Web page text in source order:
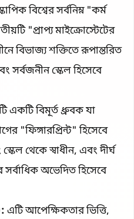
বিশ্বের সর্বনিম্ন "কর্ম
"প্রাপ্য মাইক্রোস্টেটের
বিভাজ্য শক্তিতে রূপান্তরিত
স্কেল হিসেবে
একটি বিমূর্ত ধ্রুবক যা
"ফিঙ্গারপ্রিন্ট" হিসেবে
থেকে স্বাধীন, এবং দীর্ঘ
অভেদিত হিসেবে
এটি আপেক্ষিকতার ভিত্তি,